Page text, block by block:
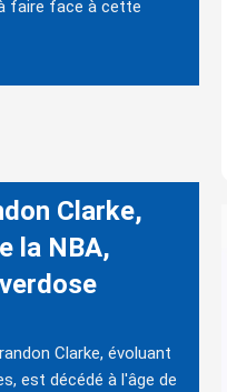
faire face à cette
Clarke,
la NBA,
Clarke, évoluant
est décédé à l'âge de